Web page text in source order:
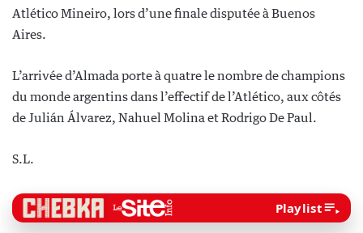
Atlético Mineiro, lors d’une finale disputée à Buenos
Aires.
L’arrivée d’Almada porte à quatre le nombre de champions
du monde argentins dans l’effectif de l’Atlético, aux côtés
de Julián Álvarez, Nahuel Molina et Rodrigo De Paul.
S.L.
Playlist